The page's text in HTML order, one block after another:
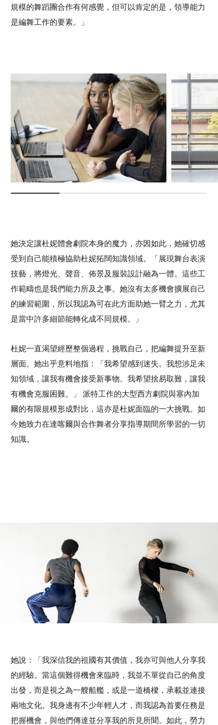
規模的舞蹈團合作有何感覺，但可以肯定的是，領導能力
是編舞工作的要素。」
她決定讓杜妮體會劇院本身的魔力，亦因如此，她確切感
受到自己能積極協助杜妮拓闊知識領域。「展現舞台表演
技藝，將燈光、聲音、佈景及服裝設計融為一體。這些工
作範疇也是我們能力所及之事。她沒有太多機會擴展自己
的練習範圍，所以我認為可在此方面助她一臂之力，尤其
是當中許多細節能轉化成不同規模。」
杜妮一直渴望經歷整個過程，挑戰自己，把編舞提升至新
層面。她出乎意料地指：「我希望感到迷失。我想涉足未
知領域，讓我有機會接受新事物。我希望捨易取難，讓我
有機會克服困難。」 派特工作的大型西方劇院與塞內加
爾的有限規模形成對比，這亦是杜妮面臨的一大挑戰。如
今她致力在達喀爾與合作舞者分享指導期間所學習的一切
知識。
她說：「我深信我的祖國有其價值，我亦可與他人分享我
的經驗。當這個難得機會來臨時，我並不單從自己的角度
出發，而是視之為一艘船艦，或是一道橋樑，承載並連接
兩地文化。我身邊有不少年輕人才，而我認為首要任務是
把握機會，與他們傳達並分享我的所見所聞。如此，勞力